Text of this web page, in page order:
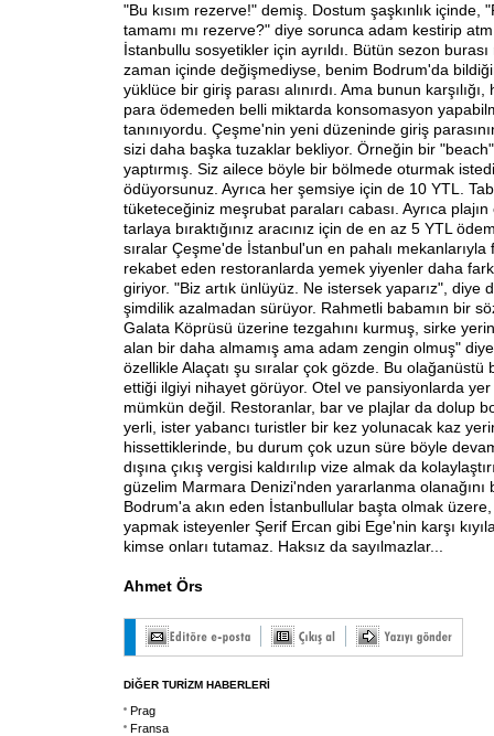
"Bu kısım rezerve!" demiş. Dostum şaşkınlık içinde,
tamamı mı rezerve?" diye sorunca adam kestirip
İstanbullu sosyetikler için ayrıldı. Bütün sezon
zaman içinde değişmediyse, benim Bodrum'da
yüklüce bir giriş parası alınırdı. Ama bunun
para ödemeden belli miktarda konsomasyon
tanınıyordu. Çeşme'nin yeni düzeninde giriş
sizi daha başka tuzaklar bekliyor. Örneğin bir
yaptırmış. Siz ailece böyle bir bölmede oturmak
ödüyorsunuz. Ayrıca her şemsiye için de 10 YTL.
tüketeceğiniz meşrubat paraları cabası. Ayrıca
tarlaya bıraktığınız aracınız için de en az 5 YTL
sıralar Çeşme'de İstanbul'un en pahalı
rekabet eden restoranlarda yemek yiyenler daha
giriyor. "Biz artık ünlüyüz. Ne istersek yaparız", diye
şimdilik azalmadan sürüyor. Rahmetli babamın bir
Galata Köprüsü üzerine tezgahını kurmuş, sirke
alan bir daha almamış ama adam zengin olmuş"
özellikle Alaçatı şu sıralar çok gözde. Bu olağanüstü
ettiği ilgiyi nihayet görüyor. Otel ve pansiyonlarda
mümkün değil. Restoranlar, bar ve plajlar da dolup
yerli, ister yabancı turistler bir kez yolunacak kaz
hissettiklerinde, bu durum çok uzun süre böyle
dışına çıkış vergisi kaldırılıp vize almak da
güzelim Marmara Denizi'nden yararlanma olanağını
Bodrum'a akın eden İstanbullular başta olmak
yapmak isteyenler Şerif Ercan gibi Ege'nin karşı
kimse onları tutamaz. Haksız da sayılmazlar...
Ahmet Örs
DİĞER TURİZM HABERLERİ
Prag
Fransa